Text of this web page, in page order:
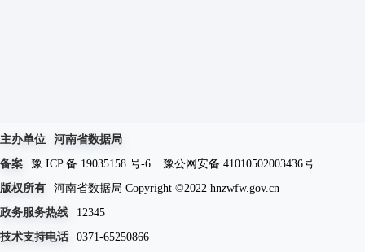
主办单位
河南省数据局
备案
豫 ICP 备 19035158 号-6
豫公网安备 41010502003436号
版权所有
河南省数据局 Copyright ©2022 hnzwfw.gov.cn
政务服务热线
12345
技术支持电话
0371-65250866